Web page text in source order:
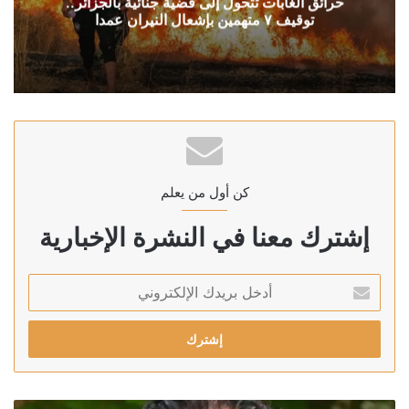
توقيف ٧ متهمين بإشعال النيران عمدا
كن أول من يعلم
إشترك معنا في النشرة الإخبارية
بريدك
الإلكتروني